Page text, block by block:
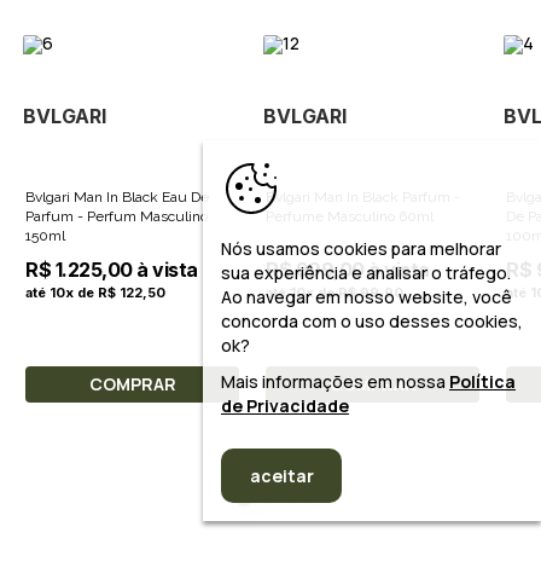
BVLGARI
Bvlgari Man In Black Eau De
Parfum - Perfum Masculino
150ml
R$ 1.225,00 à vista
até 10x de R$ 122,50
COMPRAR
BVLGARI
Bvlgari Man In Black Parfum -
Perfume Masculino 60ml
R$ 999,00 à vista
até 10x de R$ 99,90
COMPRAR
R$
até
Nós usamos cookies para melhorar
sua experiência e analisar o tráfego.
Ao navegar em nosso website, você
concorda com o uso desses cookies,
ok?
Mais informações em nossa Política
de Privacidade
aceitar